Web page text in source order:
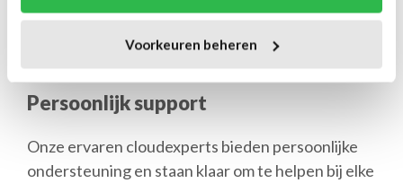
Voorkeuren beheren
Persoonlijk support
Onze ervaren cloudexperts bieden persoonlijke
ondersteuning en staan klaar om te helpen bij elke